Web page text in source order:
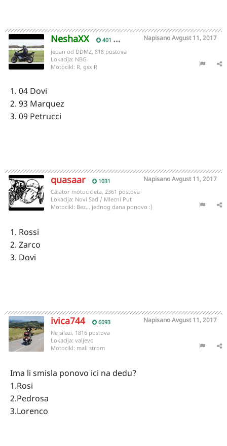
NeshaXX 401 NapisanoAvgust 11, 2017
jedan od DDMZ, 818 postova
Lokacija: NBG
Motocikl: R, gsx R
1. 04 Dovi
2. 93 Marquez
3. 09 Petrucci
quasaar 1031 NapisanoAvgust 11, 2017
Călător motocicleta, 2361 postova
Lokacija: Novi Sad / Mlecni Put
Motocikl: Bez... jednog dana ponovo :)
1. Rossi
2. Zarco
3. Dovi
ivica744 6093 NapisanoAvgust 11, 2017
Ne silazi, 1816 postova
Lokacija: valjevo
Motocikl: mali strom
Ima li smisla ponovo ici na dedu?
1.Rosi
2.Pedrosa
3.Lorenco